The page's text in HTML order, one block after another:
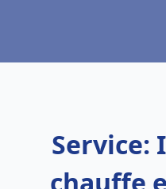
Service: